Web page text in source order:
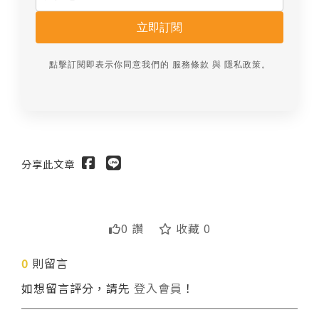
立即訂閱
點擊訂閱即表示你同意我們的 服務條款 與 隱私政策。
分享此文章
0 讚 收藏 0
0 則留言
如想留言評分，請先 登入會員 ！